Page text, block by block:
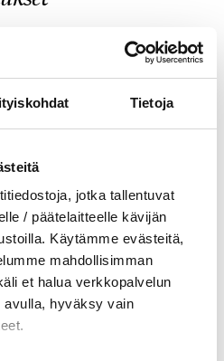
Tietoja
jotka tallentuvat
/ päätelaitteelle kävijän
Käytämme evästeitä,
mahdollisimman
et halua verkkopalvelun
avulla, hyväksy vain